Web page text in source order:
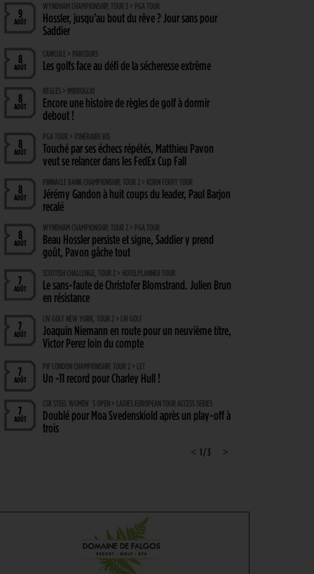
9
AOÛT
WYNDHAM CHAMPIONSHIP, TOUR 3 > PGA TOUR
Hossler, jusqu’au bout du rêve ? Jour sans pour
Saddier
8
AOÛT
CANICULE > PARCOURS
Les golfs face au défi de la sécheresse extrême
8
AOÛT
RÈGLES > IMBROGLIO
Encore une histoire de règles de golf à dormir
debout !
8
AOÛT
PGA TOUR > ITINÉRAIRE BIS
Touché par ses échecs répétés, Matthieu Pavon
veut se relancer dans les FedEx Cup Fall
8
AOÛT
PINNACLE BANK CHAMPIONSHIP, TOUR 2 > KORN FERRY TOUR
Jérémy Gandon à huit coups du leader, Paul Barjon
recalé
8
AOÛT
WYNDHAM CHAMPIONSHIP, TOUR 2 > PGA TOUR
Beau Hossler persiste et signe, Saddier y prend
goût, Pavon gâche tout
7
AOÛT
SCOTTISH CHALLENGE, TOUR 2 > HOTELPLANNER TOUR
Le sans-faute de Christofer Blomstrand. Julien Brun
en résistance
7
AOÛT
LIV GOLF NEW YORK, TOUR 2 > LIV GOLF
Joaquin Niemann en route pour un neuvième titre,
Victor Perez loin du compte
7
AOÛT
PIF LONDON CHAMPIONSHIP, TOUR 2 > LET
Un -11 record pour Charley Hull !
7
AOÛT
CSK STEEL WOMEN´S OPEN > LADIES EUROPEAN TOUR ACCESS SERIES
Doublé pour Moa Svedenskiold après un play-off à
trois
Nastasia Nadaud : « Un moment très spécial, que
AOÛT
WYNDHAM CHAMPIONSHIP > CHAMBOULETOUT
Des changements de matériel Majeurs avant le
dernier tournoi de la saison régulière
< >
1 / 3